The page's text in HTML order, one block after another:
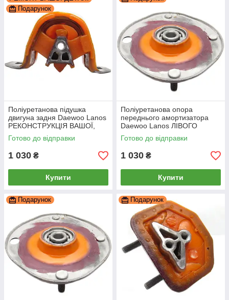
Подарунок
Поліуретанова підушка
двигуна задня Daewoo Lanos
РЕКОНСТРУКЦІЯ ВАШОЇ,
PP-0457pb
Готово до відправки
1 030 ₴
Купити
Поліуретанова опора
переднього амортизатора
Daewoo Lanos ЛІВОГО
РЕКОНСТРУКЦІЯ ВАШОЇ,
PP-0428bl
Готово до відправки
1 030 ₴
Купити
Подарунок Подарунок